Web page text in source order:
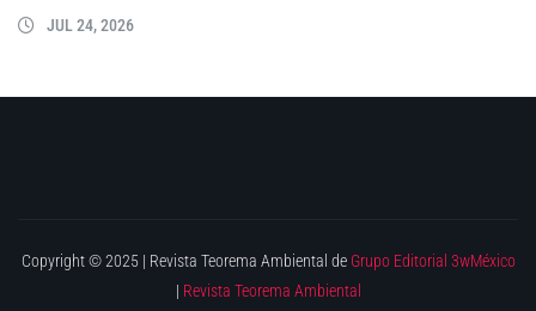
JUL 24, 2026
Copyright © 2025 | Revista Teorema Ambiental de Grupo Editorial 3wMéxico
| Revista Teorema Ambiental